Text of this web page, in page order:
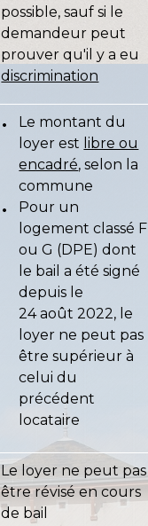
possible, sauf si le
demandeur peut
prouver qu'il y a eu
discrimination
Le montant du
loyer est libre ou
encadré, selon la
commune
Pour un
logement classé F
ou G (DPE) dont
le bail a été signé
depuis le
24 août 2022, le
loyer ne peut pas
être supérieur à
celui du
précédent
locataire
Le loyer ne peut pas
être révisé en cours
de bail